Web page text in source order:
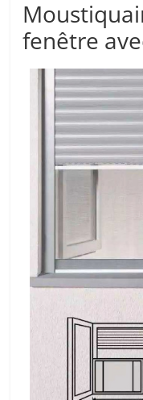
fenêtre